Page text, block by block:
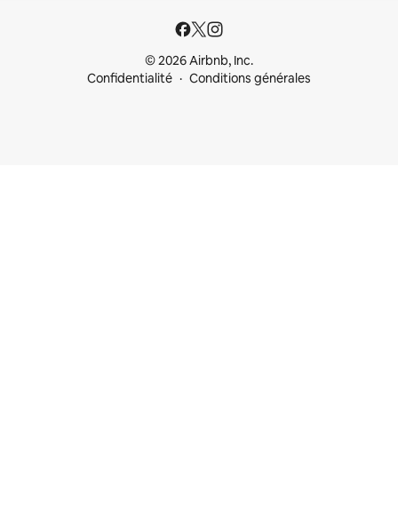
© 2026 Airbnb, Inc.
Confidentialité
Conditions générales